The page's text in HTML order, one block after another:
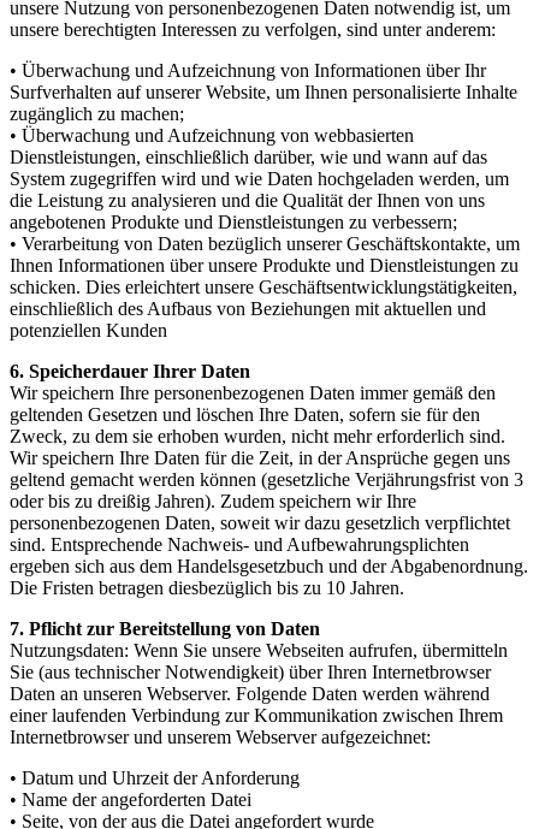
unsere Nutzung von personenbezogenen Daten notwendig ist, um
unsere berechtigten Interessen zu verfolgen, sind unter anderem:
• Überwachung und Aufzeichnung von Informationen über Ihr
Surfverhalten auf unserer Website, um Ihnen personalisierte Inhalte
zugänglich zu machen;
• Überwachung und Aufzeichnung von webbasierten
Dienstleistungen, einschließlich darüber, wie und wann auf das
System zugegriffen wird und wie Daten hochgeladen werden, um
die Leistung zu analysieren und die Qualität der Ihnen von uns
angebotenen Produkte und Dienstleistungen zu verbessern;
• Verarbeitung von Daten bezüglich unserer Geschäftskontakte, um
Ihnen Informationen über unsere Produkte und Dienstleistungen zu
schicken. Dies erleichtert unsere Geschäftsentwicklungstätigkeiten,
einschließlich des Aufbaus von Beziehungen mit aktuellen und
potenziellen Kunden
6. Speicherdauer Ihrer Daten
Wir speichern Ihre personenbezogenen Daten immer gemäß den
geltenden Gesetzen und löschen Ihre Daten, sofern sie für den
Zweck, zu dem sie erhoben wurden, nicht mehr erforderlich sind.
Wir speichern Ihre Daten für die Zeit, in der Ansprüche gegen uns
geltend gemacht werden können (gesetzliche Verjährungsfrist von 3
oder bis zu dreißig Jahren). Zudem speichern wir Ihre
personenbezogenen Daten, soweit wir dazu gesetzlich verpflichtet
sind. Entsprechende Nachweis- und Aufbewahrungsplichten
ergeben sich aus dem Handelsgesetzbuch und der Abgabenordnung.
Die Fristen betragen diesbezüglich bis zu 10 Jahren.
7. Pflicht zur Bereitstellung von Daten
Nutzungsdaten: Wenn Sie unsere Webseiten aufrufen, übermitteln
Sie (aus technischer Notwendigkeit) über Ihren Internetbrowser
Daten an unseren Webserver. Folgende Daten werden während
einer laufenden Verbindung zur Kommunikation zwischen Ihrem
Internetbrowser und unserem Webserver aufgezeichnet:
• Datum und Uhrzeit der Anforderung
• Name der angeforderten Datei
• Seite, von der aus die Datei angefordert wurde